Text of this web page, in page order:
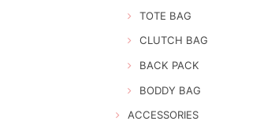
TOTE BAG
CLUTCH BAG
BACK PACK
BODDY BAG
ACCESSORIES